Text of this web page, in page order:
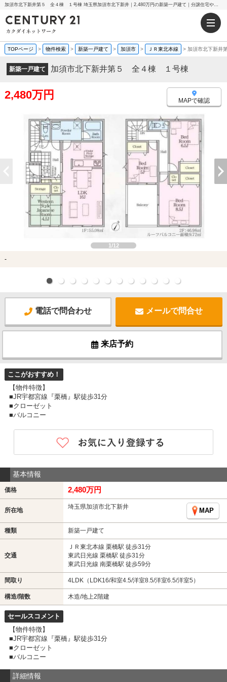
加須市北下新井第５ 全４棟 １号棟 埼玉県加須市北下新井｜2,480万円の新築一戸建て｜分譲住宅や新築物件｜センチュリー21カクダイネットワーク
TOPページ > 物件検索 > 新築一戸建て > 加須市 > ＪＲ東北本線 > 加須市北下新
新築一戸建て 加須市北下新井第５ 全４棟 １号棟
2,480万円 MAPで確認
1/12
-
電話で問合わせ メールで問合せ
来店予約
ここがおすすめ！
【物件特徴】
■JR宇都宮線『栗橋』駅徒歩31分
■クローゼット
■バルコニー
基本情報
価格 2,480万円
所在地 埼玉県加須市北下新井
MAP
種類 新築一戸建て
交通
ＪＲ東北本線 栗橋駅 徒歩31分
東武日光線 栗橋駅 徒歩31分
東武日光線 南栗橋駅 徒歩59分
間取り 4LDK（LDK16/和室4.5/洋室8.5/洋室6.5/洋室5）
構造/階数 木造/地上2階建
セールスコメント
【物件特徴】
■JR宇都宮線『栗橋』駅徒歩31分
■クローゼット
■バルコニー
詳細情報